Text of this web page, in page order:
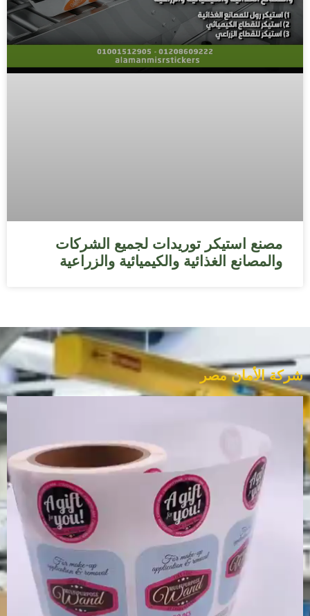
مصنع استيكر توريدات لجميع الشركات
والمصانع الغذائية والكيميائية والزراعية
شركة الأمان مصر